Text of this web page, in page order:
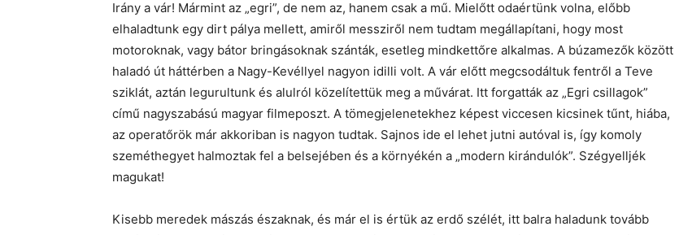
Irány a vár! Mármint az „egri”, de nem az, hanem csak a mű. Mielőtt odaértünk volna, előbb
elhaladtunk egy dirt pálya mellett, amiről messziről nem tudtam megállapítani, hogy most
motoroknak, vagy bátor bringásoknak szánták, esetleg mindkettőre alkalmas. A búzamezők között
haladó út háttérben a Nagy-Kevéllyel nagyon idilli volt. A vár előtt megcsodáltuk fentről a Teve
sziklát, aztán legurultunk és alulról közelítettük meg a művárat. Itt forgatták az „Egri csillagok”
című nagyszabású magyar filmeposzt. A tömegjelenetekhez képest viccesen kicsinek tűnt, hiába,
az operatőrök már akkoriban is nagyon tudtak. Sajnos ide el lehet jutni autóval is, így komoly
szeméthegyet halmoztak fel a belsejében és a környékén a „modern kirándulók”. Szégyelljék
magukat!
Kisebb meredek mászás északnak, és már el is értük az erdő szélét, itt balra haladunk tovább